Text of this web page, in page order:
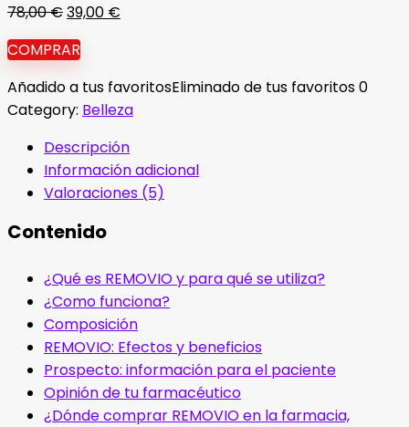
78,00€El
precio
original
era:
78,00 €.
39,00 €
es:
39,00 €.
COMPRAR
Añadido a tus favoritosEliminado de tus favoritos0
Category: Belleza
Descripción
Información adicional
Valoraciones (5)
Contenido
¿Qué es REMOVIO y para qué se utiliza?
¿Como funciona?
Composición
REMOVIO: Efectos y beneficios
Prospecto: información para el paciente
Opinión de tu farmacéutico
¿Dónde comprar REMOVIO en la farmacia,